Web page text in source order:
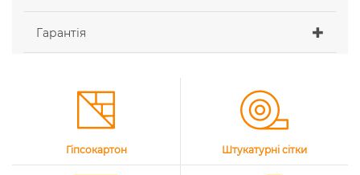
Гарантія
Гіпсокартон Штукатурні сітки